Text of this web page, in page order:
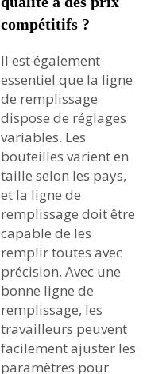
compétitifs ?
Il est également
essentiel que la ligne
de remplissage
dispose de réglages
variables. Les
bouteilles varient en
taille selon les pays,
et la ligne de
remplissage doit être
capable de les
remplir toutes avec
précision. Avec une
bonne ligne de
remplissage, les
travailleurs peuvent
facilement ajuster les
paramètres pour